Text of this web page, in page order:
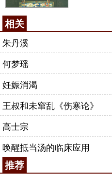
相关
朱丹溪
何梦瑶
妊娠消渴
王叔和未窜乱《伤寒论》
高士宗
唤醒抵当汤的临床应用
推荐